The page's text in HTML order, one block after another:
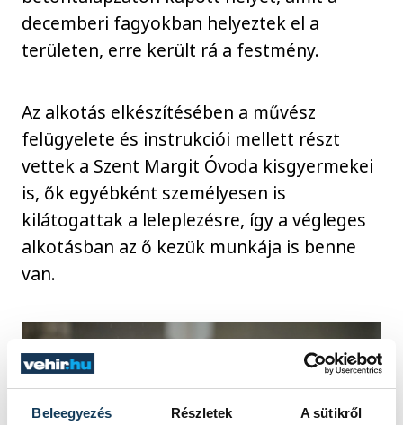
Beleegyezés Részletek A sütikről
decemberi fagyokban helyeztek el a
területen, erre került rá a festmény.
Az alkotás elkészítésében a művész
felügyelete és instrukciói mellett részt
vettek a Szent Margit Óvoda kisgyermekei
is, ők egyébként személyesen is
kilátogattak a leleplezésre, így a végleges
alkotásban az ő kezük munkája is benne
van.